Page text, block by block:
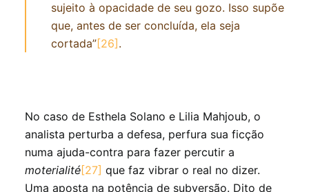
sujeito à opacidade de seu gozo. Isso supõe
que, antes de ser concluída, ela seja
cortada”[26] .
No caso de Esthela Solano e Lilia Mahjoub, o
analista perturba a defesa, perfura sua ficção
numa ajuda-contra para fazer percutir a
moterialité[27] que faz vibrar o real no dizer.
Uma aposta na potência de subversão. Dito de